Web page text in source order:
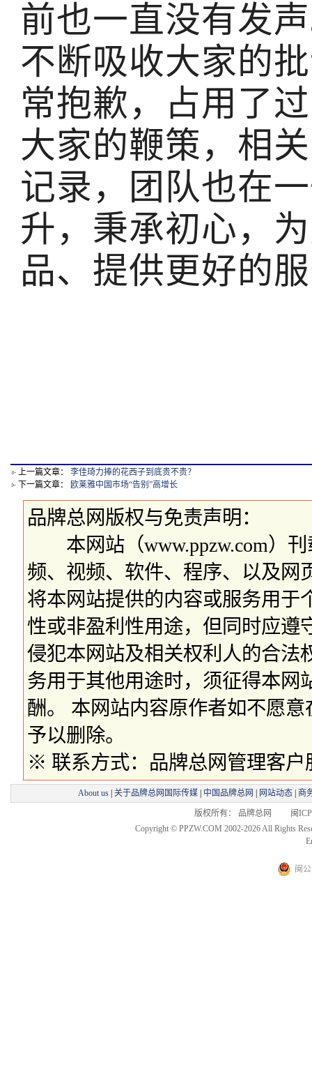
前也一直没有发
不断吸收大家的
常抱歉，占用了
大家的鞭策，相
记录，团队也在
升，秉承初心，
品、提供更好的
上一篇文章： 李佳琦力捧的花西子到底贵不贵？
下一篇文章：
欧莱雅中国市场“告别”高增长
品牌总网版权与免责声明：
本网站（www.ppzw.com）刊
频、视频、软件、程序、以及网
将本网站提供的内容或服务用于
性或非盈利性用途，但同时应遵
侵犯本网站及相关权利人的合法
务用于其他用途时，须征得本网
酬。 本网站内容原作者如不愿
予以删除。
※ 联系方式：品牌总网管理客户
About us 关于品牌总网国际传媒 中国品牌总网 网站动态 商
版权所有： 品牌总网 闽ICP
Copyright © PPZW.COM 2002-2026 All Rights
闽